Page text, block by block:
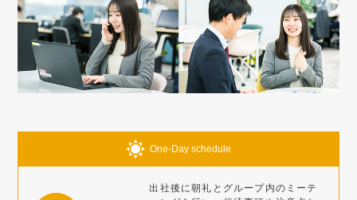
One-Day schedule
出社後に朝礼とグループ内のミーテ